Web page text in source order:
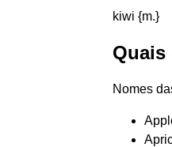
kiwi {m.}
Quais
Nomes